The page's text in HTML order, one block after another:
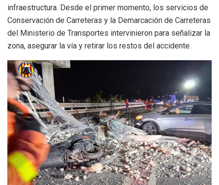
infraestructura. Desde el primer momento, los servicios de
Conservación de Carreteras y la Demarcación de Carreteras
del Ministerio de Transportes intervinieron para señalizar la
zona, asegurar la vía y retirar los restos del accidente.